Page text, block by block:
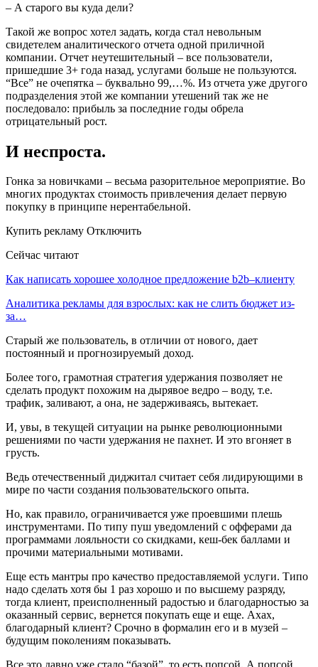
– А старого вы куда дели?
Такой же вопрос хотел задать, когда стал невольным
свидетелем аналитического отчета одной приличной
компании. Отчет неутешительный – все пользователи,
пришедшие 3+ года назад, услугами больше не пользуются.
“Все” не очепятка – буквально 99,…%. Из отчета уже другого
подразделения этой же компании утешений так же не
последовало: прибыль за последние годы обрела
отрицательный рост.
И неспроста.
Гонка за новичками – весьма разорительное мероприятие. Во
многих продуктах стоимость привлечения делает первую
покупку в принципе нерентабельной.
Купить рекламу Отключить
Сейчас читают
Как написать хорошее холодное предложение b2b–клиенту
Аналитика рекламы для взрослых: как не слить бюджет из-
за…
Старый же пользователь, в отличии от нового, дает
постоянный и прогнозируемый доход.
Более того, грамотная стратегия удержания позволяет не
сделать продукт похожим на дырявое ведро – воду, т.е.
трафик, заливают, а она, не задерживаясь, вытекает.
И, увы, в текущей ситуации на рынке революционными
решениями по части удержания не пахнет. И это вгоняет в
грусть.
Ведь отечественный диджитал считает себя лидирующими в
мире по части создания пользовательского опыта.
Но, как правило, ограничивается уже проевшими плешь
инструментами. По типу пуш уведомлений с офферами да
программами лояльности со скидками, кеш-бек баллами и
прочими материальными мотивами.
Еще есть мантры про качество предоставляемой услуги. Типо
надо сделать хотя бы 1 раз хорошо и по высшему разряду,
тогда клиент, преисполненный радостью и благодарностью за
оказанный сервис, вернется покупать еще и еще. Ахах,
благодарный клиент? Срочно в формалин его и в музей –
будущим поколениям показывать.